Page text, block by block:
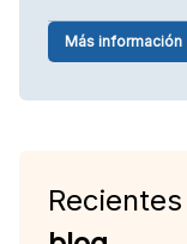
Más información
Recientes